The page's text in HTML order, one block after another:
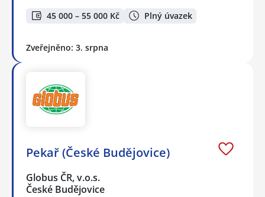
45 000 – 55 000 Kč Plný úvazek
Zveřejněno: 3. srpna
Pekař (České Budějovice)
Globus ČR, v.o.s.
České Budějovice